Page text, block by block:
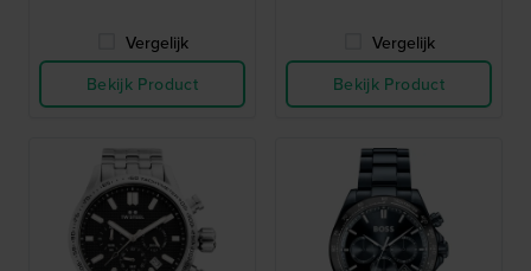
Vergelijk
Bekijk Product
Vergelijk
Bekijk Product